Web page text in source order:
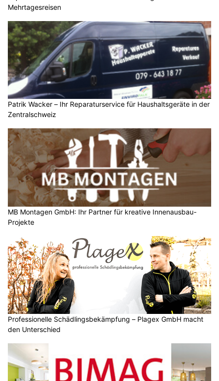
Mehrtagesreisen
Patrik Wacker – Ihr Reparaturservice für Haushaltsgeräte in der
Zentralschweiz
MB Montagen GmbH: Ihr Partner für kreative Innenausbau-
Projekte
Professionelle Schädlingsbekämpfung – Plagex GmbH macht
den Unterschied